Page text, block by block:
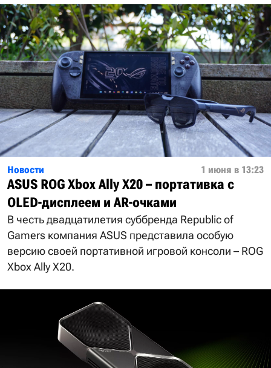
Новости 1 июня в 13:23
ASUS ROG Xbox Ally X20 – портативка с
OLED-дисплеем и AR-очками
В честь двадцатилетия суббренда Republic of
Gamers компания ASUS представила особую
версию своей портативной игровой консоли – ROG
Xbox Ally X20.